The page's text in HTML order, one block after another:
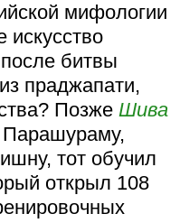
мифологии
искусство
битвы
праджапати,
ПозжеШива
Парашураму,
тот обучил
открыл 108